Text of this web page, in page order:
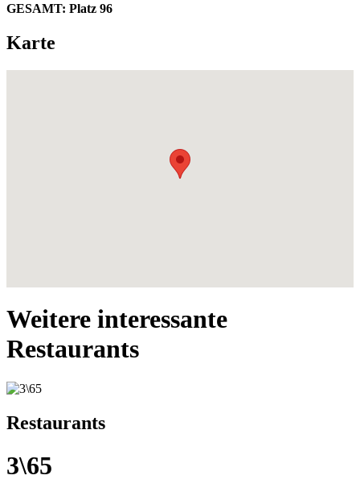
GESAMT: Platz 96
Karte
Weitere interessante
Restaurants
Restaurants
3\65